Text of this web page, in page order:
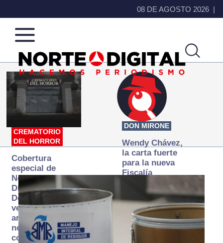
08 DE AGOSTO 2026
Norte
de
Ciudad
Más
que
noticias,
hacemos periodismo
CREMATORIO
DEL HORROR
Cobertura
especial de
Norte
Digital:
Donde la
verdad
arde… pero
no se
consume
DON MIRONE
Wendy Chávez,
la carta fuerte
para la nueva
Fiscalía